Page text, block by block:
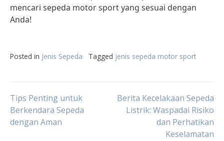
mencari sepeda motor sport yang sesuai dengan
Anda!
Posted in Jenis Sepeda Tagged jenis sepeda motor sport
Post
navigation
Tips Penting untuk
Berkendara Sepeda
dengan Aman
Berita Kecelakaan Sepeda
Listrik: Waspadai Risiko
dan Perhatikan
Keselamatan